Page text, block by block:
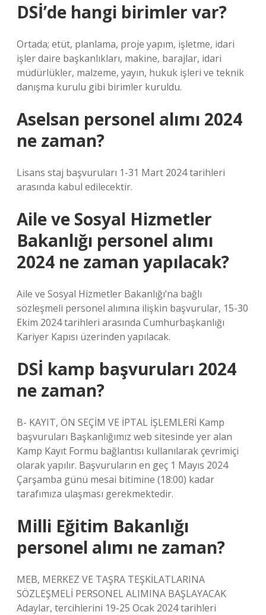
DSİ’de hangi birimler var?
Ortada; etüt, planlama, proje yapım, işletme, idari
işler daire başkanlıkları, makine, barajlar, idari
müdürlükler, malzeme, yayın, hukuk işleri ve teknik
danışma kurulu gibi birimler kuruldu.
Aselsan personel alımı 2024
ne zaman?
Lisans staj başvuruları 1-31 Mart 2024 tarihleri ​​
arasında kabul edilecektir.
Aile ve Sosyal Hizmetler
Bakanlığı personel alımı
2024 ne zaman yapılacak?
Aile ve Sosyal Hizmetler Bakanlığı’na bağlı
sözleşmeli personel alımına ilişkin başvurular, 15-30
Ekim 2024 tarihleri ​​arasında Cumhurbaşkanlığı
Kariyer Kapısı üzerinden yapılacak.
DSİ kamp başvuruları 2024
ne zaman?
B- KAYIT, ÖN SEÇİM VE İPTAL İŞLEMLERİ Kamp
başvuruları Başkanlığımız web sitesinde yer alan
Kamp Kayıt Formu bağlantısı kullanılarak çevrimiçi
olarak yapılır. Başvuruların en geç 1 Mayıs 2024
Çarşamba günü mesai bitimine (18:00) kadar
tarafımıza ulaşması gerekmektedir.
Milli Eğitim Bakanlığı
personel alımı ne zaman?
MEB, MERKEZ VE TAŞRA TEŞKİLATLARINA
SÖZLEŞMELİ PERSONEL ALIMINA BAŞLAYACAK
Adaylar, tercihlerini 19-25 Ocak 2024 tarihleri ​​